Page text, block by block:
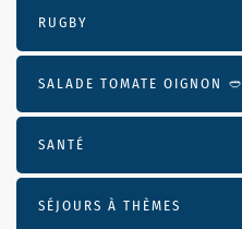
RUGBY
SALADE TOMATE OIGNON 🥙
SANTÉ
SÉJOURS À THÈMES